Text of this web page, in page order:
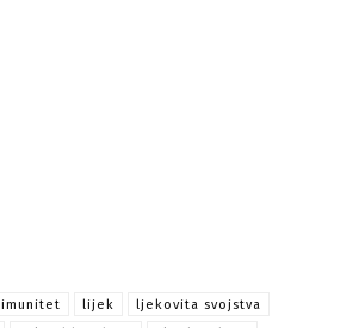
imunitet lijek
ljekovita svojstva